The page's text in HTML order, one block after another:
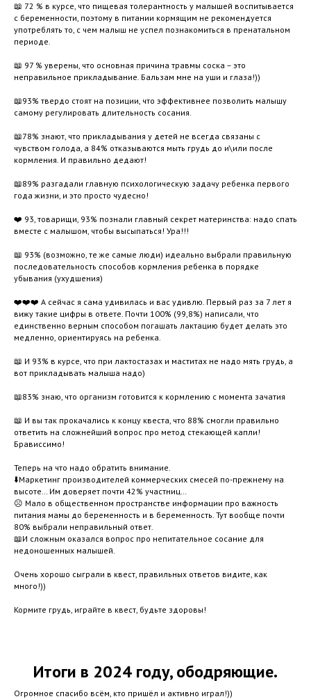
📖 72 % в курсе, что пищевая толерантность у малышей воспитывается
с беременности, поэтому в питании кормящим не рекомендуется
употреблять то, с чем малыш не успел познакомиться в пренатальном
периоде.
📖 97 % уверены, что основная причина травмы соска – это
неправильное прикладывание. Бальзам мне на уши и глаза!))
📖93% твердо стоят на позиции, что эффективнее позволить малышу
самому регулировать длительность сосания.
📖78% знают, что прикладывания у детей не всегда связаны с
чувством голода, а 84% отказываются мыть грудь до и\или после
кормления. И правильно дедают!
📖89% разгадали главную психологическую задачу ребенка первого
года жизни, и это просто чудесно!
❤️ 93, товарищи, 93% познали главный секрет материнства: надо спать
вместе с малышом, чтобы высыпаться! Ура!!!
📖 93% (возможно, те же самые люди) идеально выбрали правильную
последовательность способов кормления ребенка в порядке
убывания (ухудшения)
❤️❤️❤️ А сейчас я сама удивилась и вас удивлю. Первый раз за 7 лет я
вижу такие цифры в ответе. Почти 100% (99,8%) написали, что
единственно верным способом погашать лактацию будет делать это
медленно, ориентируясь на ребенка.
📖 И 93% в курсе, что при лактостазах и маститах не надо мять грудь, а
вот прикладывать малыша надо)
📖83% знаю, что организм готовится к кормлению с момента зачатия
📖 И вы так прокачались к концу квеста, что 88% смогли правильно
ответить на сложнейший вопрос про метод стекающей капли!
Брависсимо!
Теперь на что надо обратить внимание.
⬇️Маркетинг производителей коммерческих смесей по-прежнему на
высоте… Им доверяет почти 42% участниц…
☹️ Мало в общественном пространстве информации про важность
питания мамы до беременность и в беременность. Тут вообще почти
80% выбрали неправильный ответ.
📖И сложным оказался вопрос про непитательное сосание для
недоношенных малышей.
Очень хорошо сыграли в квест, правильных ответов видите, как
много!))
Кормите грудь, играйте в квест, будьте здоровы!
Итоги в 2024 году, ободряющие.
Огромное спасибо всём, кто пришёл и активно играл!))